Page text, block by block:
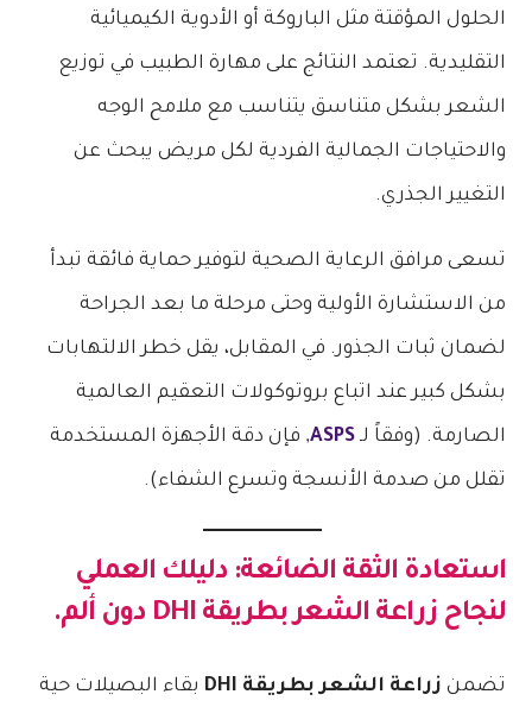
الحلول المؤقتة مثل الباروكة أو الأدوية الكيميائية
التقليدية. تعتمد النتائج على مهارة الطبيب في توزيع
الشعر بشكل متناسق يتناسب مع ملامح الوجه
والاحتياجات الجمالية الفردية لكل مريض يبحث عن
التغيير الجذري.
تسعى مرافق الرعاية الصحية لتوفير حماية فائقة تبدأ
من الاستشارة الأولية وحتى مرحلة ما بعد الجراحة
لضمان ثبات الجذور. في المقابل، يقل خطر الالتهابات
بشكل كبير عند اتباع بروتوكولات التعقيم العالمية
الصارمة. (وفقاً لـASPS, فإن دقة الأجهزة المستخدمة
تقلل من صدمة الأنسجة وتسرع الشفاء).
استعادة الثقة الضائعة: دليلك العملي
لنجاح زراعة الشعر بطريقة DHI دون ألم.
تضمن زراعة الشعر بطريقة DHI بقاء البصيلات حية